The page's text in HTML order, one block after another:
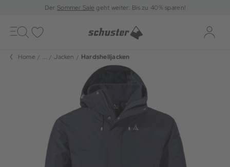
DerSommer Sale geht weiter: Bis zu 40% sparen!
Toggle
navigation
Home ... Jacken Hardshelljacken